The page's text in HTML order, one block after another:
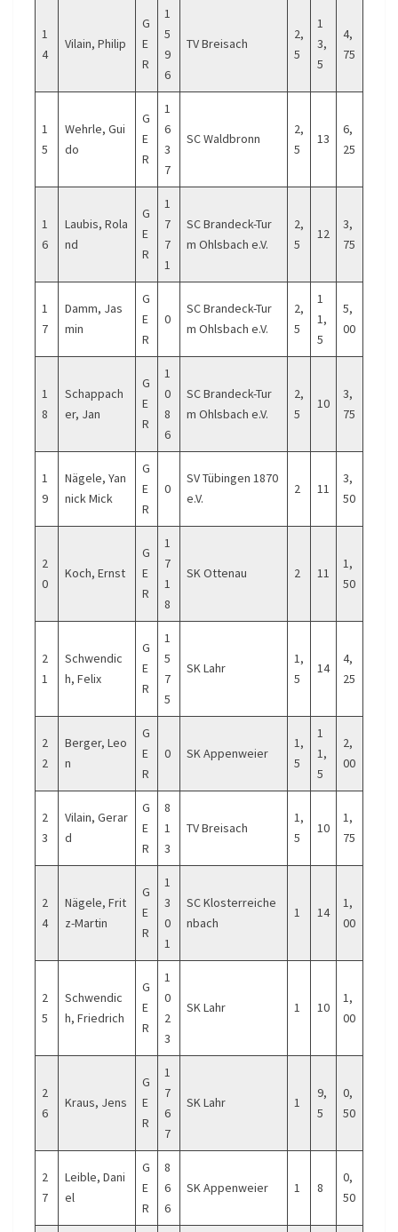
1
4
Vilain, Philip
G
E
R
1
5
9
6
TV Breisach
2,
5
1
3,
5
4,
75
1
5
Wehrle, Gui
do
G
E
R
1
6
3
7
SC Waldbronn
2,
5
13
6,
25
1
6
Laubis, Rola
nd
G
E
R
1
7
7
1
SC Brandeck-Tur
m Ohlsbach e.V.
2,
5
12
3,
75
1
7
Damm, Jas
min
G
E
R
0
SC Brandeck-Tur
m Ohlsbach e.V.
2,
5
1
1,
5
5,
00
1
8
Schappach
er, Jan
G
E
R
1
0
8
6
SC Brandeck-Tur
m Ohlsbach e.V.
2,
5
10
3,
75
1
9
Nägele, Yan
nick Mick
G
E
R
0
SV Tübingen 1870
e.V.
2 11
3,
50
2
0
Koch, Ernst
G
E
R
1
7
1
8
SK Ottenau 2 11
1,
50
2
1
Schwendic
h, Felix
G
E
R
1
5
7
5
SK Lahr
1,
5
14
4,
25
2
2
Berger, Leo
n
G
E
R
0 SK Appenweier
1,
5
1
1,
5
2,
00
2
3
Vilain, Gerar
d
G
E
R
8
1
3
TV Breisach
1,
5
10
1,
75
2
4
Nägele, Frit
z-Martin
G
E
R
1
3
0
1
SC Klosterreiche
nbach
1 14
1,
00
2
5
Schwendic
h, Friedrich
G
E
R
1
0
2
3
SK Lahr 1 10
1,
00
2
6
Kraus, Jens
G
E
R
1
7
6
7
SK Lahr 1
9,
5
0,
50
2
7
Leible, Dani
el
G
E
R
8
6
6
SK Appenweier 1 8
0,
50